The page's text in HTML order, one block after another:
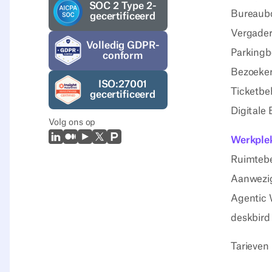
SOC 2 Type 2-
gecertificeerd
Volledig GDPR-
conform
ISO:27001
gecertificeerd
Volg ons op
LinkedIn
Medium
Youtube
X (Twitter)
Prodcut Hunt
Digitale
Agentic
deskbird
Tarieven